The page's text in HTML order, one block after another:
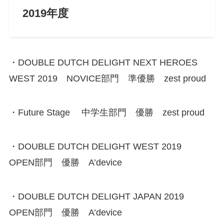
2019年度
・DOUBLE DUTCH DELIGHT NEXT HEROES
WEST 2019 NOVICE部門 準優勝 zest proud
・Future Stage 中学生部門 優勝 zest proud
・DOUBLE DUTCH DELIGHT WEST 2019
OPEN部門 優勝 A’device
・DOUBLE DUTCH DELIGHT JAPAN 2019
OPEN部門 優勝 A’device